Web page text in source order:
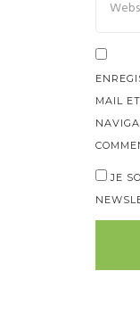
MAIL
JE